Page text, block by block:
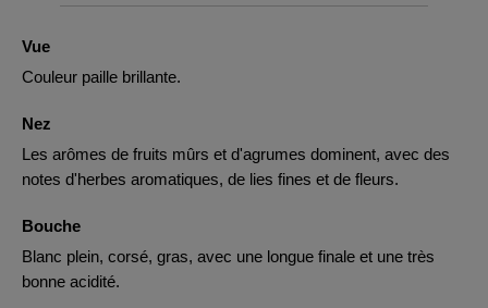
Vue
Couleur paille brillante.
Nez
Les arômes de fruits mûrs et d'agrumes dominent, avec des
notes d'herbes aromatiques, de lies fines et de fleurs.
Bouche
Blanc plein, corsé, gras, avec une longue finale et une très
bonne acidité.